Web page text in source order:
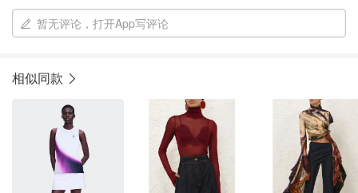
暂无评论，打开App写评论
相似同款